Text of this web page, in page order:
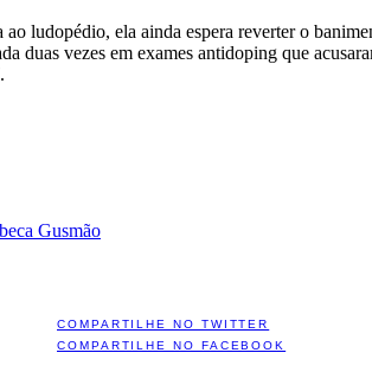
ao ludopédio, ela ainda espera reverter o
duas vezes em exames antidoping que
Gusmão
COMPARTILHE NO TWITTER
COMPARTILHE NO FACEBOOK